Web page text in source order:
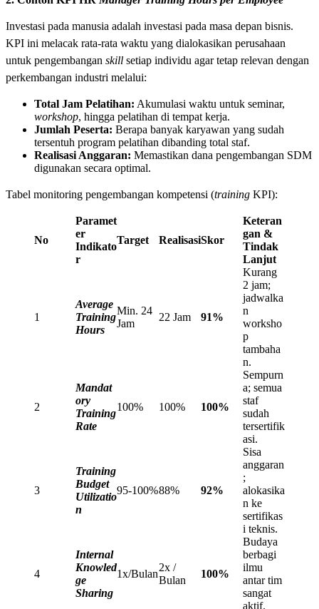
Investasi pada manusia adalah investasi pada masa depan bisnis.
KPI ini melacak rata-rata waktu yang dialokasikan perusahaan
untuk pengembangan skill setiap individu agar tetap relevan dengan
perkembangan industri melalui:
Total Jam Pelatihan: Akumulasi waktu untuk seminar,
workshop, hingga pelatihan di tempat kerja.
Jumlah Peserta: Berapa banyak karyawan yang sudah
tersentuh program pelatihan dibanding total staf.
Realisasi Anggaran: Memastikan dana pengembangan SDM
digunakan secara optimal.
Tabel monitoring pengembangan kompetensi (training KPI):
No
Paramet
er
Indikato
r
Target RealisasiSkor
Keteran
gan &
Tindak
Lanjut
1
Average
Training
Hours
Min. 24
Jam
22 Jam 91%
Kurang
2 jam;
jadwalka
n
worksho
p
tambaha
n.
2
Mandat
ory
Training
Rate
100% 100% 100%
Sempurn
a; semua
staf
sudah
tersertifik
asi.
3
Training
Budget
Utilizatio
n
95-100%88% 92%
Sisa
anggaran
;
alokasika
n ke
sertifikas
i teknis.
4
Internal
Knowled
ge
Sharing
1x/Bulan
2x /
Bulan
100%
Budaya
berbagi
ilmu
antar tim
sangat
aktif.